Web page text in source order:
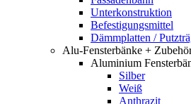
Unterkonstruktion
Befestigungsmittel
Dämmplatten /
Alu-Fensterbänke +
Aluminium
Silber
Weiß
Anthrazit